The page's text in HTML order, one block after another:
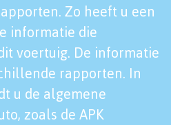
Zo heeft u een
informatie die
voertuig. De informatie
rapporten. In
u de algemene
zoals de APK